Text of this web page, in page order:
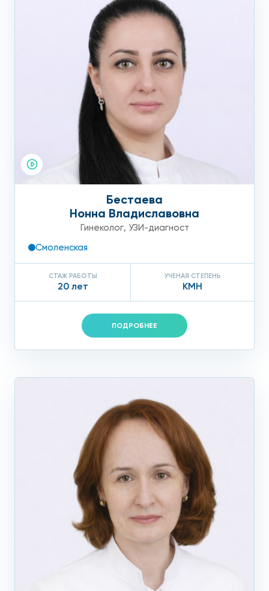
Бестаева
Нонна Владиславовна
Гинеколог, УЗИ-диагност
Смоленская
СТАЖ РАБОТЫ
20 лет
УЧЕНАЯ СТЕПЕНЬ
КМН
ПОДРОБНЕЕ